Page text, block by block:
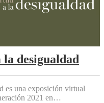
desigualdad
es una exposición virtual
2021 en…